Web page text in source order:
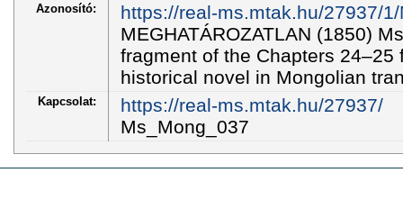
Azonosító:
https://real-ms.mtak.hu/27937/
MEGHATÁROZATLAN (1850)
fragment of the Chapters 24–25
historical novel in Mongolian
Kapcsolat:
https://real-ms.mtak.hu/27937/
Ms_Mong_037